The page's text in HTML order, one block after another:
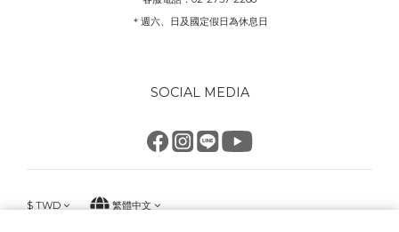
＊週六、日及國定假日為休息日
SOCIAL MEDIA
$ TWD 繁體中文